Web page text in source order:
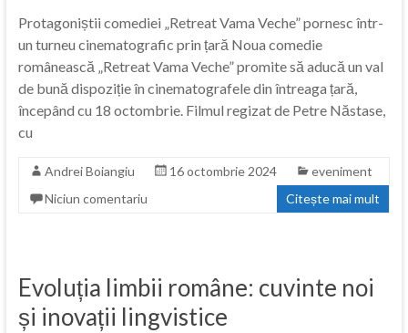
Protagoniștii comediei „Retreat Vama Veche” pornesc într-
un turneu cinematografic prin țară Noua comedie
românească „Retreat Vama Veche” promite să aducă un val
de bună dispoziție în cinematografele din întreaga țară,
începând cu 18 octombrie. Filmul regizat de Petre Năstase,
cu
Andrei Boiangiu 16 octombrie 2024
eveniment
Niciun comentariu
Citește mai mult
Evoluția limbii române: cuvinte noi
și inovații lingvistice